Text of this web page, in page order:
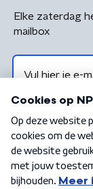
Elke zaterdag
mailbox
Algemene